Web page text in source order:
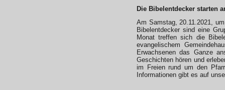
Die Bibelentdecker starten
Am Samstag, 20.11.2021,
Bibelentdecker sind eine
Monat treffen sich die
evangelischem
Erwachsenen das Ganze
Geschichten hören und
im Freien rund um den
Informationen gibt es auf